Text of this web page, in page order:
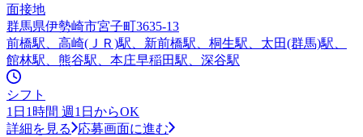
面接地
群馬県伊勢崎市宮子町3635-13
前橋駅、高崎(ＪＲ)駅、新前橋駅、桐生駅、太田(群馬)駅、
館林駅、熊谷駅、本庄早稲田駅、深谷駅
シフト
1日1時間 週1日からOK
詳細を見る
応募画面に進む